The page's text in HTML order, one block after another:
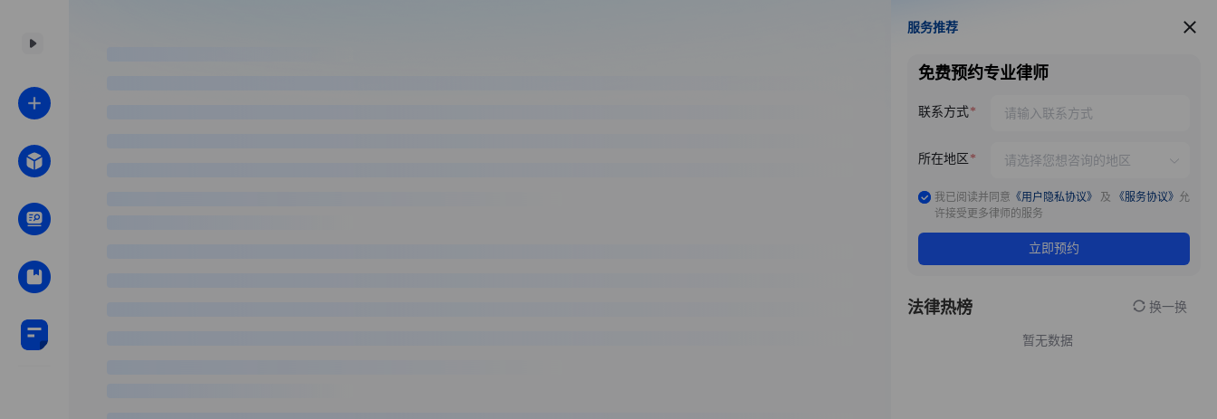
服务推荐
服务推荐
免费预约专业律师
联系方式
所在地区
我已阅读并同意 《用户隐私协议》 及 《服务协议》 允
许接受更多律师的服务
立即预约
法律热榜 换一换
暂无数据